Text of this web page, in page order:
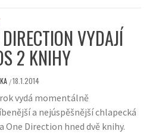
VYDAJÍ
2 KNIHY
/18.1.2014
vydá momentálně
a nejúspěšnější chlapecká
One Direction hned dvě knihy.